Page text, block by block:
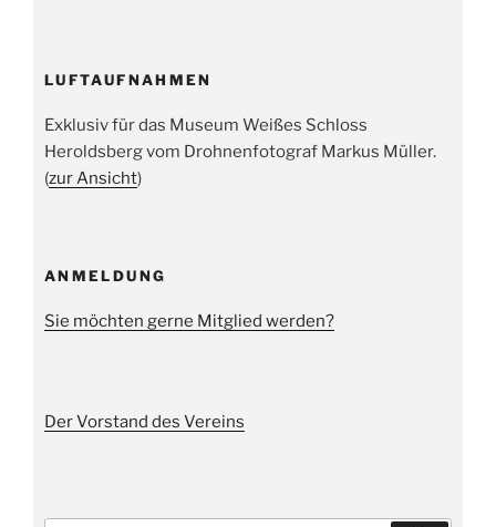
LUFTAUFNAHMEN
Exklusiv für das Museum Weißes Schloss
Heroldsberg vom Drohnenfotograf Markus Müller.
(zur Ansicht)
ANMELDUNG
Sie möchten gerne Mitglied werden?
Der Vorstand des Vereins